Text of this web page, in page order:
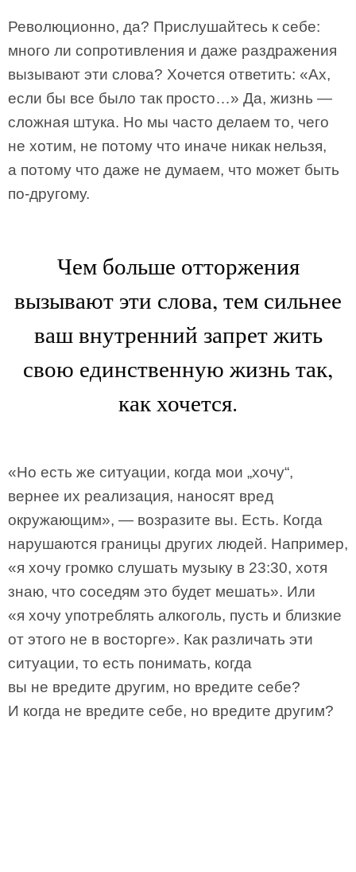
Революционно, да? Прислушайтесь к себе:
много ли сопротивления и даже раздражения
вызывают эти слова? Хочется ответить: «Ах,
если бы все было так просто…» Да, жизнь —
сложная штука. Но мы часто делаем то, чего
не хотим, не потому что иначе никак нельзя,
а потому что даже не думаем, что может быть
по-другому.
Чем больше отторжения
вызывают эти слова, тем сильнее
ваш внутренний запрет жить
свою единственную жизнь так,
как хочется.
«Но есть же ситуации, когда мои „хочу“,
вернее их реализация, наносят вред
окружающим», — возразите вы. Есть. Когда
нарушаются границы других людей. Например,
«я хочу громко слушать музыку в 23:30, хотя
знаю, что соседям это будет мешать». Или
«я хочу употреблять алкоголь, пусть и близкие
от этого не в восторге». Как различать эти
ситуации, то есть понимать, когда
вы не вредите другим, но вредите себе?
И когда не вредите себе, но вредите другим?